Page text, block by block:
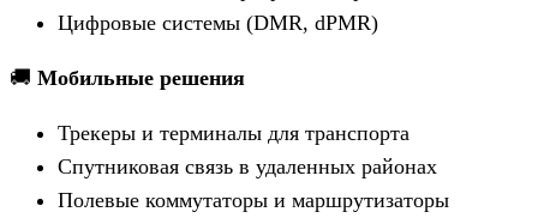
Цифровые системы (DMR, dPMR)
🚚 Мобильные решения
Трекеры и терминалы для транспорта
Спутниковая связь в удаленных районах
Полевые коммутаторы и маршрутизаторы